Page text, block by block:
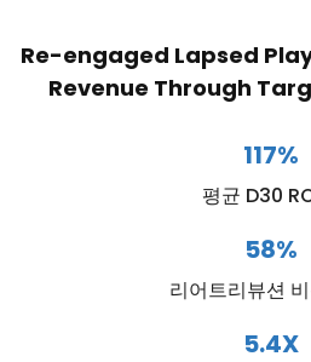
Re-engaged Lapsed
Revenue Through
117%
평균 D30
58%
리어트리뷰션
5.4X